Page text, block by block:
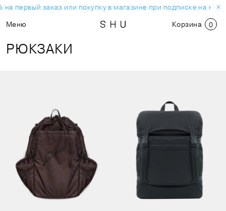
первый заказ или покупку в магазине при подписке на
Меню
Корзина 0
РЮКЗАКИ